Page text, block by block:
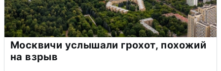
Москвичи услышали грохот, похожий
на взрыв